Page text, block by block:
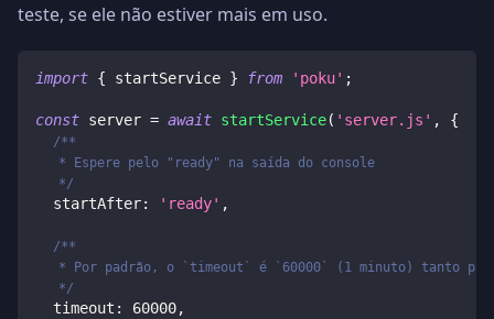
teste, se ele não estiver mais em uso.
import { startService } from 'poku' ;
const server = await startService( 'server.js' , {
/**
   * Espere pelo "ready" na saída do console
   */
  startAfter
: 'ready' ,
/**
* Por padrão, o `timeout` é `60000` (1 minuto) tanto
   */
  timeout
: 60000,